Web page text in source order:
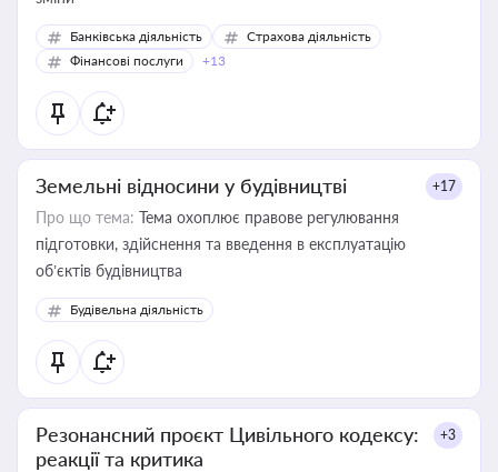
Банківська діяльність
Страхова діяльність
Фінансові послуги
+13
Земельні відносини у будівництві +17
Про що тема: Тема охоплює правове регулювання
підготовки, здійснення та введення в експлуатацію
об’єктів будівництва
Будівельна діяльність
Резонансний проєкт Цивільного кодексу:
реакції та критика
+3